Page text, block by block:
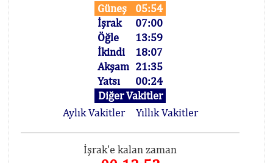
Güneş
05:54
İşrak
07:00
Öğle
13:59
İkindi
18:07
Akşam 21:35
Yatsı
00:24
Diğer Vakitler
Aylık Vakitler
Yıllık Vakitler
İşrak'e kalan zaman